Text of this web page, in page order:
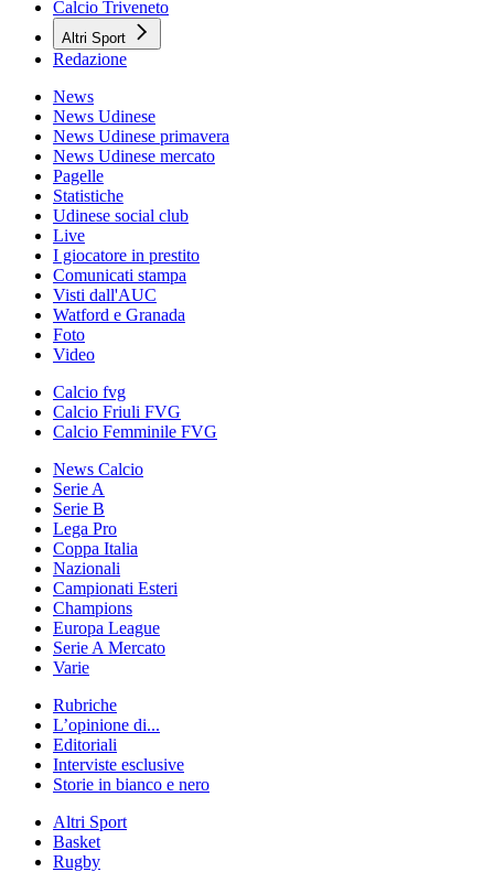
Calcio Triveneto
Altri Sport
Redazione
News
News Udinese
News Udinese primavera
News Udinese mercato
Pagelle
Statistiche
Udinese social club
Live
I giocatore in prestito
Comunicati stampa
Visti dall'AUC
Watford e Granada
Foto
Video
Calcio fvg
Calcio Friuli FVG
Calcio Femminile FVG
News Calcio
Serie A
Serie B
Lega Pro
Coppa Italia
Nazionali
Campionati Esteri
Champions
Europa League
Serie A Mercato
Varie
Rubriche
L’opinione di...
Editoriali
Interviste esclusive
Storie in bianco e nero
Altri Sport
Basket
Rugby